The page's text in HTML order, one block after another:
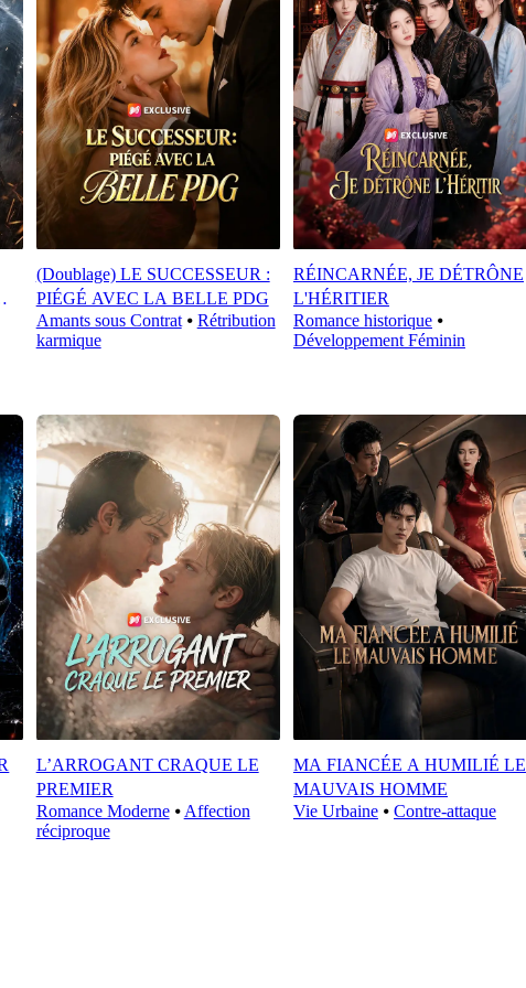
(Doublage) LE SUCCESSEUR :
PIÉGÉ AVEC LA BELLE PDG
Amants sous Contrat⦁ Rétribution
karmique
RÉINCARNÉE, JE DÉTRÔNE
L'HÉRITIER
Romance historique⦁
Développement Féminin
L’ARROGANT CRAQUE LE
PREMIER
Romance Moderne⦁ Affection
réciproque
MA FIANCÉE A HUMILIÉ LE
MAUVAIS HOMME
Vie Urbaine⦁ Contre-attaque